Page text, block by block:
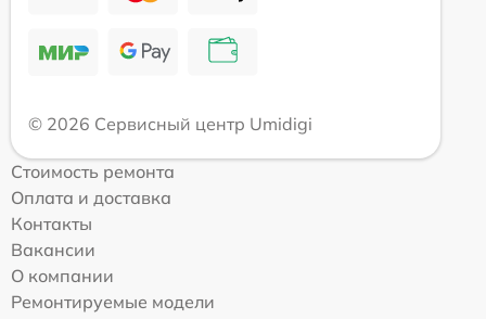
© 2026 Сервисный центр Umidigi
Стоимость ремонта
Оплата и доставка
Контакты
Вакансии
О компании
Ремонтируемые модели